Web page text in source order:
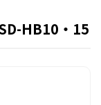
HB10・15